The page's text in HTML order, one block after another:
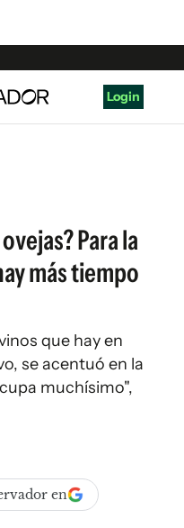
Login
Para la
más tiempo
que hay en
se acentuó en la
muchísimo",
en